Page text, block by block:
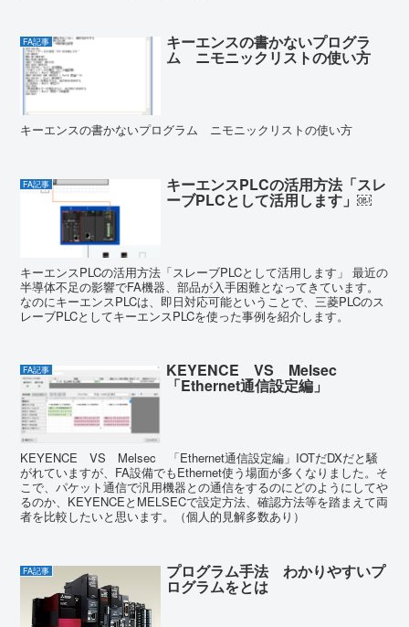
FA記事 キーエンスの書かないプログラ
ム ニモニックリストの使い方
キーエンスの書かないプログラム ニモニックリストの使い方
FA記事 キーエンスPLCの活用方法「スレ
ーブPLCとして活用します」￼
キーエンスPLCの活用方法「スレーブPLCとして活用します」 最近の
半導体不足の影響でFA機器、部品が入手困難となってきています。
なのにキーエンスPLCは、即日対応可能ということで、三菱PLCのス
レーブPLCとしてキーエンスPLCを使った事例を紹介します。
FA記事 KEYENCE VS Melsec
「Ethernet通信設定編」
KEYENCE VS Melsec 「Ethernet通信設定編」IOTだDXだと騒
がれていますが、FA設備でもEthernet使う場面が多くなりました。そ
こで、パケット通信で汎用機器との通信をするのにどのようにしてや
るのか、KEYENCEとMELSECで設定方法、確認方法等を踏まえて両
者を比較したいと思います。（個人的見解多数あり）
FA記事 プログラム手法 わかりやすいプ
ログラムをとは